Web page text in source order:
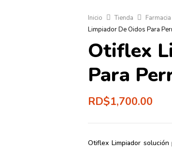
Inicio Tienda Farmacia
Limpiador De Oidos Para
Otiflex
Para
RD$1,700.00
Otiflex Limpiador solución